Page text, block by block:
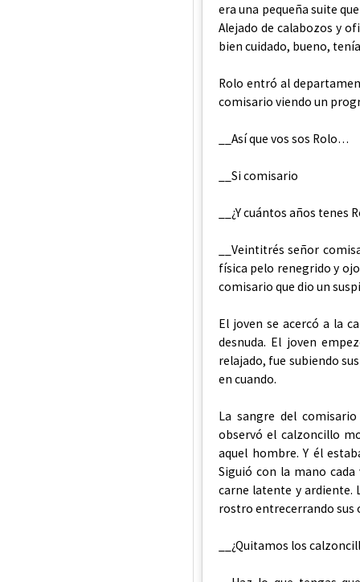
era una pequeña suite
Alejado de calabozos y
bien cuidado, bueno,
Rolo entró al
comisario viendo un
__Así que vos sos Rolo…
__Si comisario
__¿Y cuántos años tenes
__Veintitrés señor
física pelo renegrido y
comisario que dio un
El joven se acercó a la
desnuda. El joven
relajado, fue subiendo
en cuando.
La sangre del
observó el calzoncillo
aquel hombre. Y él
Siguió con la mano
carne latente y ardiente.
rostro entrecerrando sus
__¿Quitamos los